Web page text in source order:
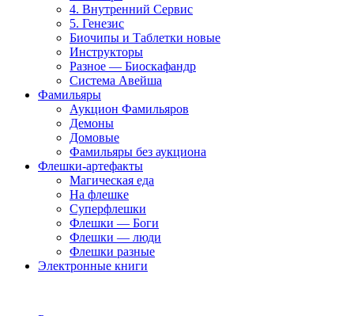
4. Внутренний Сервис
5. Генезис
Биочипы и Таблетки новые
Инструкторы
Разное — Биоскафандр
Система Авейша
Фамильяры
Аукцион Фамильяров
Демоны
Домовые
Фамильяры без аукциона
Флешки-артефакты
Магическая еда
На флешке
Суперфлешки
Флешки — Боги
Флешки — люди
Флешки разные
Электронные книги